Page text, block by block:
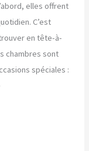
elles offrent
C’est
en tête-à-
chambres sont
spéciales :